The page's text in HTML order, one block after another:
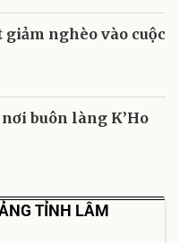
nghèo vào cuộc
buôn làng K’Ho
TỈNH LÂM